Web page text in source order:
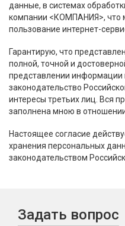
данные, в системах
компании <КОМПАНИЯ>, что
пользование интернет-
Гарантирую, что
полной, точной и
представлении
законодательство
интересы третьих лиц. Вся
заполнена мною в
Настоящее согласие
хранения персональных
законодательством
Задать вопрос